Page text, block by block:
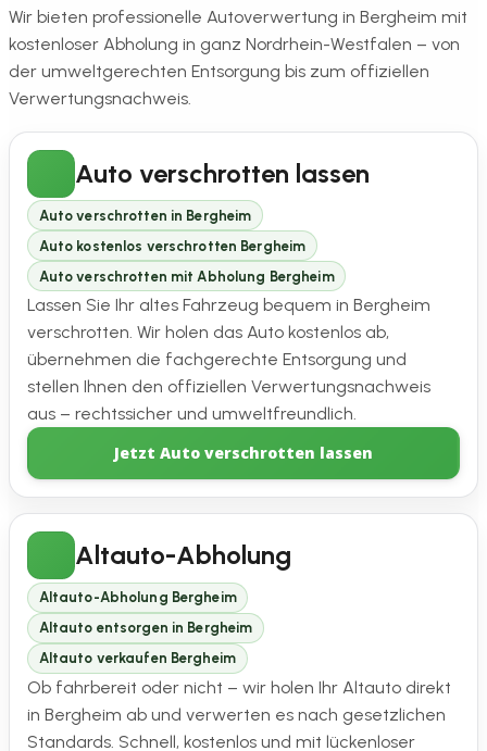
Wir bieten professionelle Autoverwertung in Bergheim mit
kostenloser Abholung in ganz Nordrhein-Westfalen – von
der umweltgerechten Entsorgung bis zum offiziellen
Verwertungsnachweis.
Auto verschrotten lassen
Auto verschrotten in Bergheim
Auto kostenlos verschrotten Bergheim
Auto verschrotten mit Abholung Bergheim
Lassen Sie Ihr altes Fahrzeug bequem in Bergheim
verschrotten. Wir holen das Auto kostenlos ab,
übernehmen die fachgerechte Entsorgung und
stellen Ihnen den offiziellen Verwertungsnachweis
aus – rechtssicher und umweltfreundlich.
Jetzt Auto verschrotten lassen
Altauto-Abholung
Altauto-Abholung Bergheim
Altauto entsorgen in Bergheim
Altauto verkaufen Bergheim
Ob fahrbereit oder nicht – wir holen Ihr Altauto direkt
in Bergheim ab und verwerten es nach gesetzlichen
Standards. Schnell, kostenlos und mit lückenloser